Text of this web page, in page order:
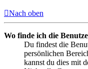
Nach oben
Wo finde ich die
Du findest die
persönlichen
kannst du dies mit